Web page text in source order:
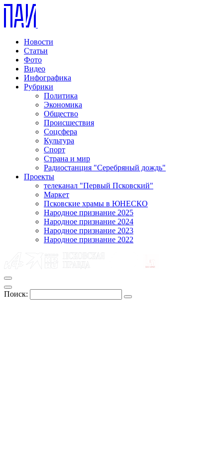
Новости
Статьи
Фото
Видео
Инфографика
Рубрики
Политика
Экономика
Общество
Происшествия
Соцсфера
Культура
Спорт
Страна и мир
Радиостанция "Серебряный дождь"
Проекты
телеканал "Первый Псковский"
Маркет
Псковские храмы в ЮНЕСКО
Народное признание 2025
Народное признание 2024
Народное признание 2023
Народное признание 2022
Поиск: